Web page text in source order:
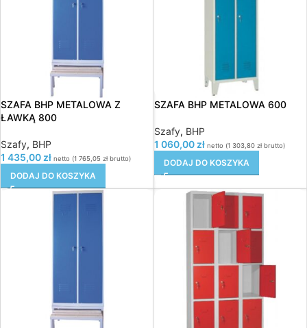
SZAFA BHP METALOWA Z
ŁAWKĄ 800
Szafy, BHP
1 435,00 zł netto (1 765,05 zł brutto)
DODAJ DO KOSZYKA
SZAFA BHP METALOWA 600
Szafy, BHP
1 060,00 zł netto (1 303,80 złbrutto)
DODAJ DO KOSZYKA